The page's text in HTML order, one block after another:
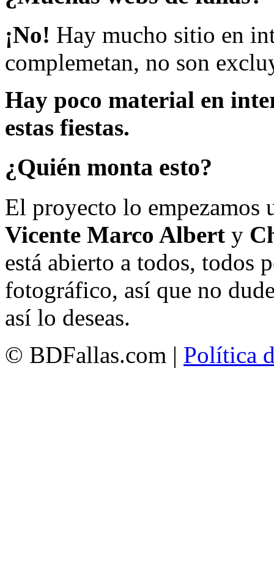
¡No! Hay mucho sitio en
complemetan, no son
Hay poco material en
estas fiestas.
¿Quién monta esto?
El proyecto lo empezamos
Vicente Marco Albert y
está abierto a todos, todos
fotográfico, así que no
así lo deseas.
© BDFallas.com | Política